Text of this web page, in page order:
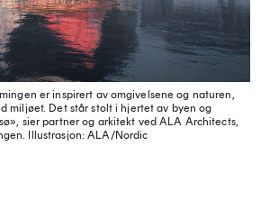
er inspirert av omgivelsene og naturen,
miljøet. Det står stolt i hjertet av byen og
sier partner og arkitekt ved ALA Architects,
Illustrasjon: ALA/Nordic